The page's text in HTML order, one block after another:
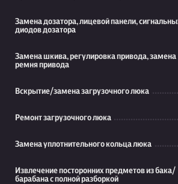
Замена дозатора, лицевой панели,
диодов дозатора
Замена шкива, регулировка привода, замена
ремня привода
Вскрытие/замена загрузочного люка
Ремонт загрузочного люка
Замена уплотнительного кольца люка
Извлечение посторонних предметов из бака/
барабана с полной разборкой